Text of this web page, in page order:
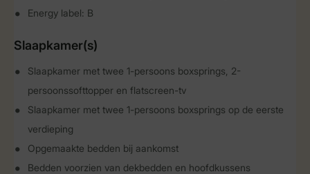
Energy label: B
Slaapkamer(s)
Slaapkamer met twee 1-persoons boxsprings, 2-
persoonssofttopper en flatscreen-tv
Slaapkamer met twee 1-persoons boxsprings op de eerste
verdieping
Opgemaakte bedden bij aankomst
Bedden voorzien van dekbedden en hoofdkussens